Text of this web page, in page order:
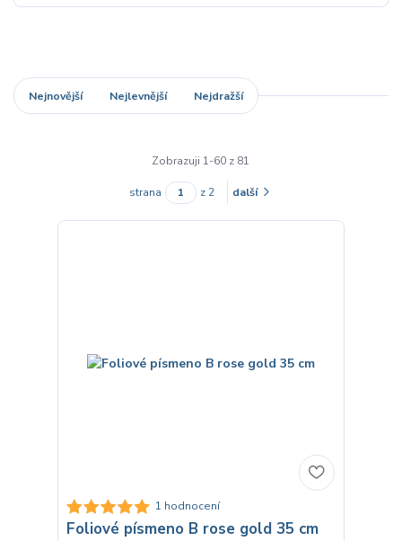
Nejnovější Nejlevnější Nejdražší
Zobrazuji 1-60 z 81
strana z 2 další
1 hodnocení
Foliové písmeno B rose gold 35 cm